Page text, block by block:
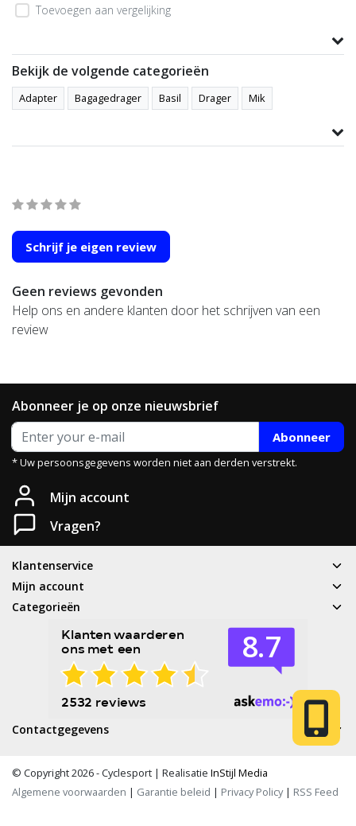
Toevoegen aan vergelijking
Bekijk de volgende categorieën
Adapter Bagagedrager Basil Drager Mik
Schrijf je eigen review
Geen reviews gevonden
Help ons en andere klanten door het schrijven van een
review
Abonneer je op onze nieuwsbrief
Abonneer
* Uw persoonsgegevens worden niet aan derden verstrekt.
Mijn account
Vragen?
Klantenservice
Mijn account
Categorieën
Contactgegevens
© Copyright 2026 - Cyclesport | Realisatie InStijl Media
Algemene voorwaarden | Garantie beleid | Privacy Policy| RSS Feed
06 83 50 67 66
E-mail
service@cyclesport.nl